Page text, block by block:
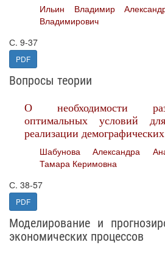
Ильин Владимир
Владимирович
С. 9-37
PDF
Вопросы теории
О необходимости
оптимальных условий
реализации
Шабунова Александра
Тамара Керимовна
С. 38-57
PDF
Моделирование и
экономических процессов